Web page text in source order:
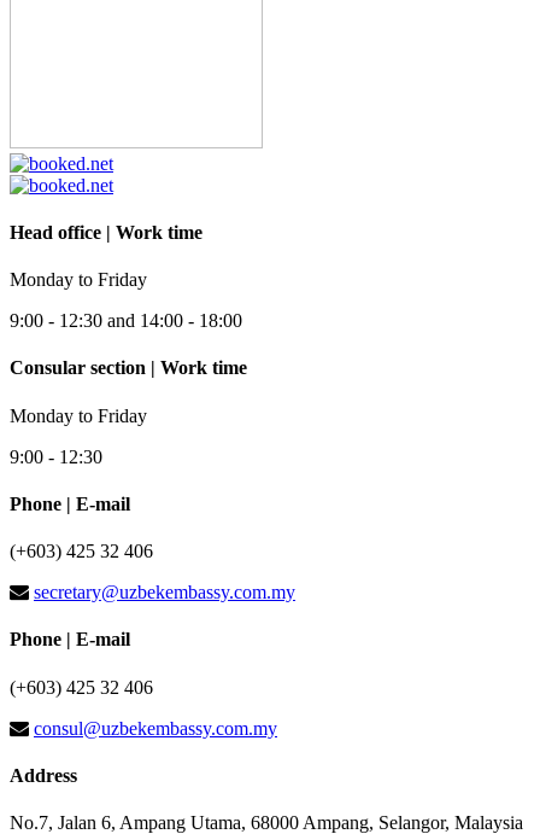
Head office | Work time
Monday to Friday
9:00 - 12:30 and 14:00 - 18:00
Consular section | Work time
Monday to Friday
9:00 - 12:30
Phone | E-mail
(+603) 425 32 406
secretary@uzbekembassy.com.my
Phone | E-mail
(+603) 425 32 406
consul@uzbekembassy.com.my
Address
No.7, Jalan 6, Ampang Utama, 68000 Ampang, Selangor, Malaysia